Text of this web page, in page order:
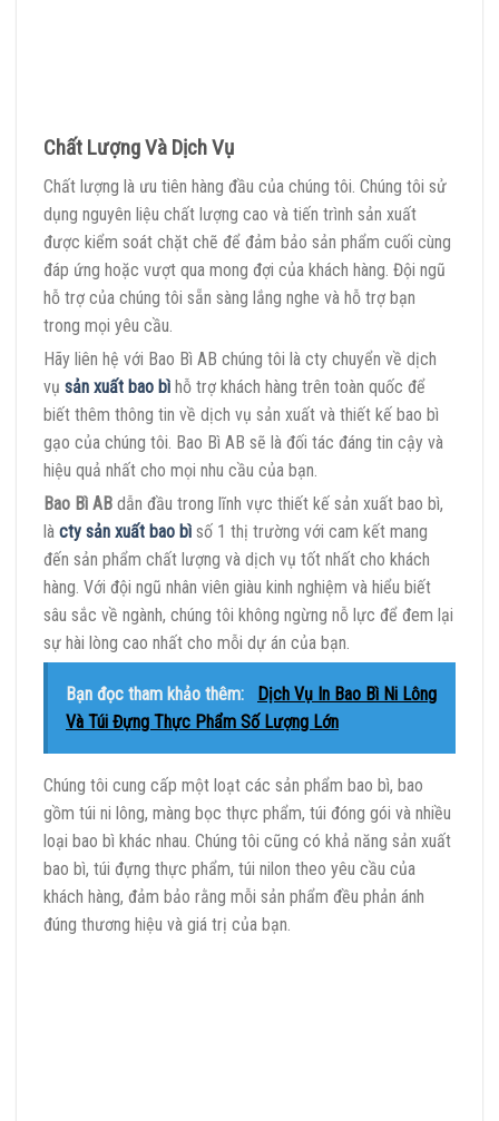
Chất Lượng Và Dịch Vụ
Chất lượng là ưu tiên hàng đầu của chúng tôi. Chúng tôi sử
dụng nguyên liệu chất lượng cao và tiến trình sản xuất
được kiểm soát chặt chẽ để đảm bảo sản phẩm cuối cùng
đáp ứng hoặc vượt qua mong đợi của khách hàng. Đội ngũ
hỗ trợ của chúng tôi sẵn sàng lắng nghe và hỗ trợ bạn
trong mọi yêu cầu.
Hãy liên hệ với Bao Bì AB chúng tôi là cty chuyển về dịch
vụ sản xuất bao bì hỗ trợ khách hàng trên toàn quốc để
biết thêm thông tin về dịch vụ sản xuất và thiết kế bao bì
gạo của chúng tôi. Bao Bì AB sẽ là đối tác đáng tin cậy và
hiệu quả nhất cho mọi nhu cầu của bạn.
Bao Bì AB dẫn đầu trong lĩnh vực thiết kế sản xuất bao bì,
là cty sản xuất bao bì số 1 thị trường với cam kết mang
đến sản phẩm chất lượng và dịch vụ tốt nhất cho khách
hàng. Với đội ngũ nhân viên giàu kinh nghiệm và hiểu biết
sâu sắc về ngành, chúng tôi không ngừng nỗ lực để đem lại
sự hài lòng cao nhất cho mỗi dự án của bạn.
Bạn đọc tham khảo thêm:
Dịch Vụ In Bao Bì Ni Lông
Và Túi Đựng Thực Phẩm Số Lượng Lớn
Chúng tôi cung cấp một loạt các sản phẩm bao bì, bao
gồm túi ni lông, màng bọc thực phẩm, túi đóng gói và nhiều
loại bao bì khác nhau. Chúng tôi cũng có khả năng sản xuất
bao bì, túi đựng thực phẩm, túi nilon theo yêu cầu của
khách hàng, đảm bảo rằng mỗi sản phẩm đều phản ánh
đúng thương hiệu và giá trị của bạn.